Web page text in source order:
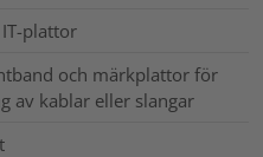
plattor
och märkplattor för
av kablar eller slangar